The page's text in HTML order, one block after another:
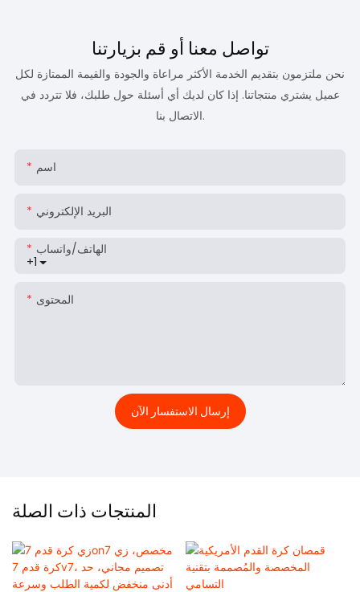
تواصل معنا أو قم بزيارتنا
نحن ملتزمون بتقديم الخدمة الأكثر مراعاة والجودة والقيمة الممتازة لكل
عميل يشتري منتجاتنا. إذا كان لديك أي أسئلة حول طلبك، فلا تتردد في
الاتصال بنا.
اسم
البريد الإلكتروني
+1
الهاتف/واتساب
المحتوى
إرسال الاستفسار الآن
المنتجات ذات الصلة